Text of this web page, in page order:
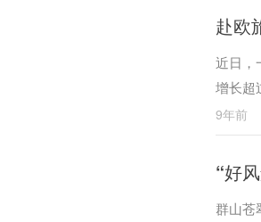
赴欧
近日，
增长超
9年前
“好
群山苍